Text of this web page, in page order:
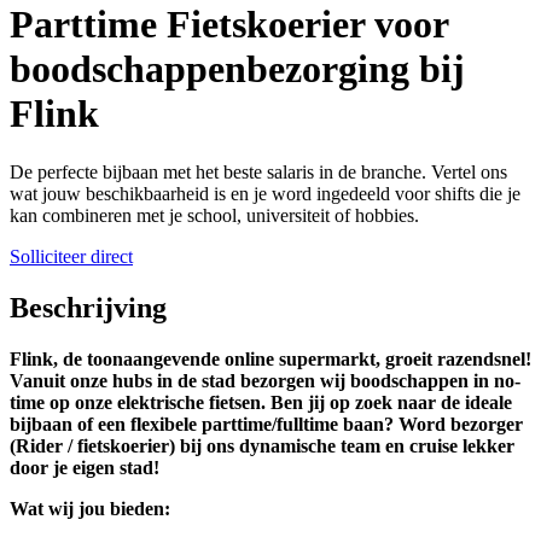
Parttime Fietskoerier voor
boodschappenbezorging bij
Flink
De perfecte bijbaan met het beste salaris in de branche. Vertel ons
wat jouw beschikbaarheid is en je word ingedeeld voor shifts die je
kan combineren met je school, universiteit of hobbies.
Solliciteer direct
Beschrijving
Flink, de toonaangevende online supermarkt, groeit razendsnel!
Vanuit onze hubs in de stad bezorgen wij boodschappen in no-
time op onze elektrische fietsen. Ben jij op zoek naar de ideale
bijbaan of een flexibele parttime/fulltime baan? Word bezorger
(Rider / fietskoerier) bij ons dynamische team en cruise lekker
door je eigen stad!
Wat wij jou bieden: